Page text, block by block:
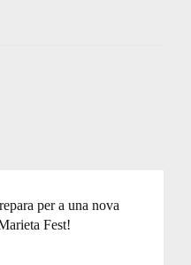
per a una nova
Fest!